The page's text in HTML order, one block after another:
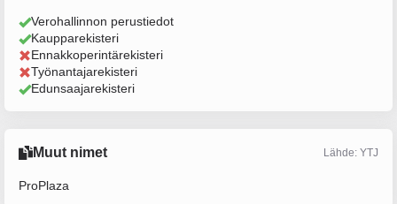
Verohallinnon perustiedot
Kaupparekisteri
Ennakkoperintärekisteri
Työnantajarekisteri
Edunsaajarekisteri
Muut nimet Lähde: YTJ
ProPlaza